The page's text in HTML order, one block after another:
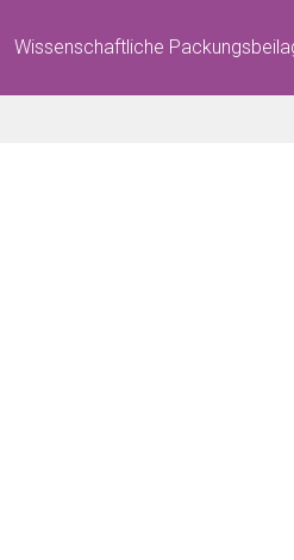
Wissenschaftliche